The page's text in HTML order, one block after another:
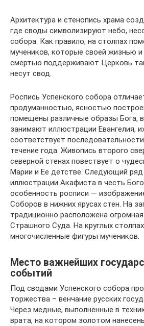
Архитектура и стенопись храма
где своды символизируют небо,
собора. Как правило, на столпах
мучеников, которые своей жизнью и
смертью поддерживают Церковь
несут свод.
Роспись Успенского собора
продуманностью, ясностью
помещены различные образы Бога,
занимают иллюстрации Евангелия,
соответствует
течение года. Живопись второго
северной стенах повествует о
Марии и Ее детстве. Следующий
иллюстрации Акафиста в честь
особенность росписи —
Соборов в нижних ярусах стен. На
традиционно расположена
Страшного Суда. На круглых
многочисленные фигуры мучеников.
Место важнейших
событий
Под сводами Успенского собора
торжества – венчание русских
Через медные, выполненные в
врата, на котором золотом